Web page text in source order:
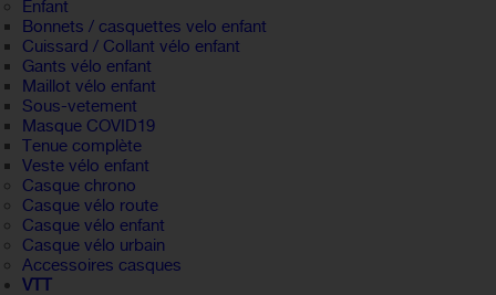
Enfant
Bonnets / casquettes velo enfant
Cuissard / Collant vélo enfant
Gants vélo enfant
Maillot vélo enfant
Sous-vetement
Masque COVID19
Tenue complète
Veste vélo enfant
Casque chrono
Casque vélo route
Casque vélo enfant
Casque vélo urbain
Accessoires casques
VTT